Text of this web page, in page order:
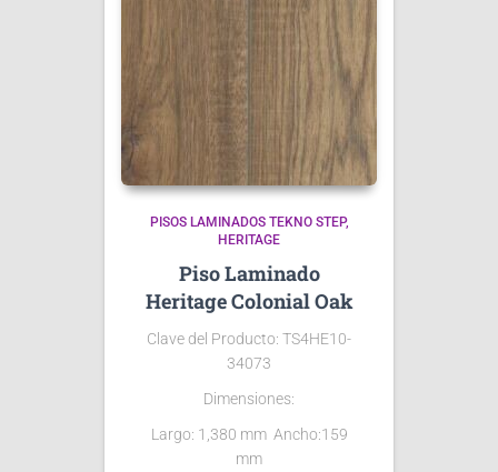
PISOS LAMINADOS TEKNO STEP
HERITAGE
Piso Laminado
Heritage Colonial Oak
Clave del Producto: TS4HE10-
34073
Dimensiones:
Largo: 1,380 mm Ancho:159
mm